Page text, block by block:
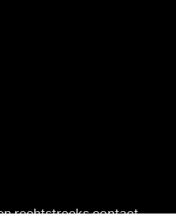
rechtstreeks contact